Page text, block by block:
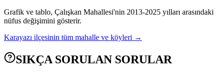
Grafik ve tablo, Çalışkan Mahallesi'nin 2013-2025 yılları arasındaki
nüfus değişimini gösterir.
Karayazı ilçesinin tüm mahalle ve köyleri →
SIKÇA SORULAN SORULAR